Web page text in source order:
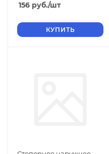
156 руб./шт
КУПИТЬ